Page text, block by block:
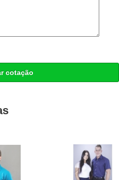
cotação